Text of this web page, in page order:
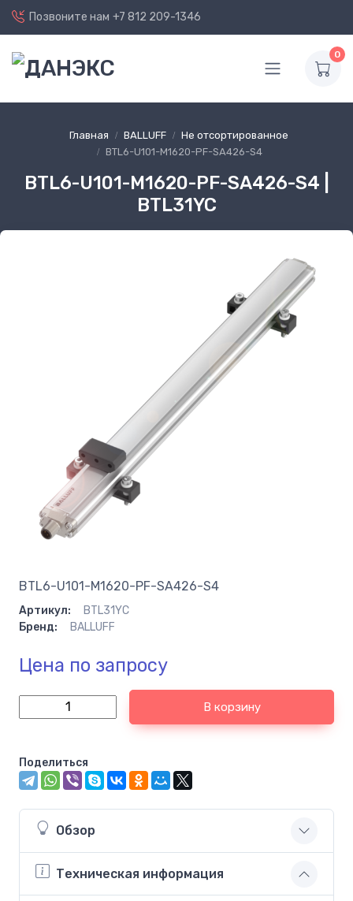
Позвоните нам +7 812 209-1346
0
Главная BALLUFF
Не отсортированное
BTL6-U101-M1620-PF-SA426-S4
BTL6-U101-M1620-PF-SA426-S4 |
BTL31YC
BTL6-U101-M1620-PF-SA426-S4
Артикул:
BTL31YC
Бренд:
BALLUFF
Цена по запросу
В корзину
Поделиться
Обзор
Техническая информация